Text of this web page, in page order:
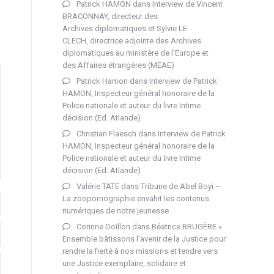
Patrick HAMON dans Interview de Vincent
BRACONNAY, directeur des
Archives diplomatiques et Sylvie LE
CLECH, directrice adjointe des Archives
diplomatiques au ministère de l’Europe et
des Affaires étrangères (MEAE)
Patrick Hamon dans Interview de Patrick
HAMON, Inspecteur général honoraire de la
Police nationale et auteur du livre Intime
décision (Ed. Atlande)
Christian Flaesch dans Interview de Patrick
HAMON, Inspecteur général honoraire de la
Police nationale et auteur du livre Intime
décision (Ed. Atlande)
Valérie TATE dans Tribune de Abel Boyi –
La zoopornographie envahit les contenus
numériques de notre jeunesse
Corinne Doillon dans Béatrice BRUGÈRE «
Ensemble bâtissons l’avenir de la Justice pour
rendre la fierté à nos missions et tendre vers
une Justice exemplaire, solidaire et